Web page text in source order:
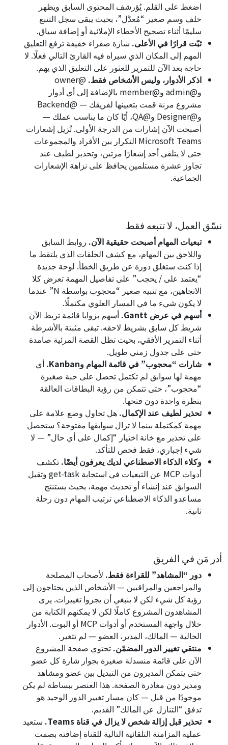
اضغط على القلم. يُؤرشف المحتوى السابق ويظهر
خلف وسم صغير “مُعدَّل”، بحيث يبقى سجل التتبع
سليمًا أثناء تصحيح الأخطاء الإملائية أو إضافة سياق.
ثبّت قرارًا في الأعلى. شارة صفراء خفيفة ترفع التعليق
المهم إلى المكان الذي سيراه فيه القارئ التالي فعلًا. لا
حاجة بعد الآن للتمرير للعثور على التعليق الذي يهم.
اذكر الأدوار، وليس الأشخاص فقط.
@owner
و@admin و@member بالإضافة إلى أي أدوار
مشروع مرنة قمت بتعيينها لفريقك — @Backend
و@Designer و@QA، أيًا كان ما يناسب عملك —
أصبحت الآن إشارات من الدرجة الأولى. تُزيل إشعارات
Microsoft Teams التكرار بين الأفراد والمجموعات
حتى لا يتلقى أحد إشعارًا مرتين، وتحذير لطيف عند
تجاوز عشرة مستلمين يحافظ على نزاهة الإشعارات
الجماعية.
نسّق العمل، لا تتبعه فقط
تبعيات المهام أصبحت حقيقية الآن. روابط السابق
واللاحق بين المهام، مع كشف الحلقات الذي يلتقط ما
إذا كنت ستغلق دورة عن طريق الخطأ. لوحة جديدة
“يعتمد على / يحجب” على تفاصيل المهمة تعرض كلا
الاتجاهين، مع تنبيه صغير “محجوب بواسطة N” عندما
لا يكون شيء ما في المسار العلوي مكتملًا.
أسهم في عرض Gantt.
أسهم بزوايا قائمة تربط الآن
شريط كل سابق بشريط لاحقه. تبقى مثبتة بالأشرطة
أثناء التمرير الأفقي، بحيث تظل القصة المرئية صامدة
حتى على جدول زمني طويل.
شارات “محجوب” في قائمة المهام وKanban.
أي
مهمة لها سوابق لم تكتمل تحصل على حبة صغيرة
“محجوب”، حتى تتمكن من رؤية البطاقات العالقة
بنظرة واحدة دون فتحها.
تحذير لطيف عند الإكمال. هل تحاول وضع علامة على
مهمة كمكتملة بينما لا تزال سوابقها مفتوحة؟ ستحصل
على تحذير مع خانة اختيار “إكمال على أي حال” — لا
شيء إجباري، فقط فحص للتأكد.
وكلاء الذكاء الاصطناعي لديك يعرفون أيضًا. تكشف
أدوات MCP عن التبعيات في استجابة get-task وتقبل
السوابق عند إنشاء أو تحديث مهمة، بحيث يستنتج
مساعدو الذكاء الاصطناعي ترتيب المهام دون رحلة
ثانية.
أدر مَن في الفريق
دور “المشاهد” للقراءة فقط. لأصحاب المصلحة
والمراجعين والمراقبين — الأشخاص الذين يحتاجون إلى
رؤية كل شيء لكن لا ينبغي أن يجروا تغييرات. يرى
المشاهدون المشروع كاملًا لكن لا يمكنهم الكتابة من
خلال واجهة المستخدم أو أدوات MCP أو البوت. الأدوار
الحالية — المالك، المدير، العضو — لم تتغير.
منتقي تغيير الدور المضمّن. تحتوي صفحة المشروع
الآن على قائمة منسدلة صغيرة بجوار شارة كل عضو
حتى يتمكن المديرون من التبديل بين عضو ومشاهد
ومدير دون مغادرة الصفحة. هذا العنصر ببساطة لم يكن
موجودًا من قبل — كان مسار تغيير الدور الوحيد هو
تدفق “التنازل عن المالك” القديم.
تحذير قبل إزالة شخص لا يزال في قناة Teams.
ستعيد
عملية المزامنة التلقائية التالية للقناة إضافته بصمت